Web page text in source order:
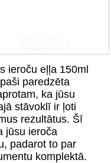
ieroču eļļa 150ml
paredzēta
ka jūsu
stāvoklī ir ļoti
rezultātus. Šī
jūsu ieroča
padarot to par
komplektā.